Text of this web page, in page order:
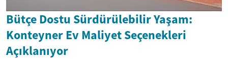
Bütçe Dostu Sürdürülebilir Yaşam:
Konteyner Ev Maliyet Seçenekleri
Açıklanıyor